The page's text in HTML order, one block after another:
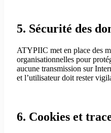
5. Sécurité des
ATYPIIC met en place des
organisationnelles pour
aucune transmission sur
et l’utilisateur doit rester
6. Cookies et